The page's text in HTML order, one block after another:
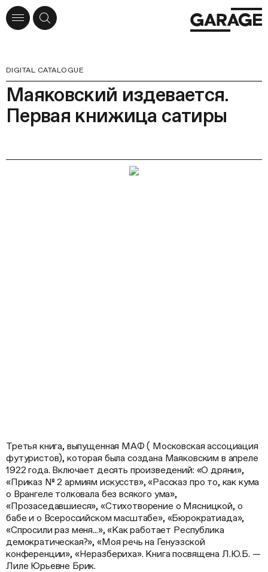
DIGITAL CATALOGUE
Маяковский издевается.
Первая книжица сатиры
Третья книга, выпущенная МАФ ( Московская ассоциация
футуристов), которая была создана Маяковским в апреле
1922 года. Включает десять произведений: «О дряни»,
«Приказ № 2 армиям искусств», «Рассказ про то, как кума
о Врангеле толковала без всякого ума»,
«Прозаседавшиеся», «Стихотворение о Мясницкой, о
бабе и о Всероссийском масштабе», «Бюрократиада»,
«Спросили раз меня...», «Как работает Республика
демократическая?», «Моя речь на Генуэзской
конференции», «Неразбериха». Книга посвящена Л.Ю.Б. —
Лиле Юрьевне Брик.